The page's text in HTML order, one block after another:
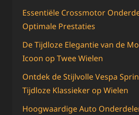
Essentiële Crossmotor
Optimale Prestaties
De Tijdloze Elegantie van de
Icoon op Twee Wielen
Ontdek de Stijlvolle Vespa
Tijdloze Klassieker op Wielen
Hoogwaardige Auto